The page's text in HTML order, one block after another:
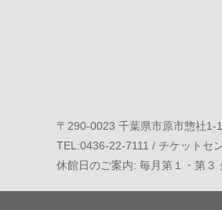
〒290-0023 千葉県市原市惣社1-
TEL:0436-22-7111 / チケットセ
休館日のご案内: 毎月第１・第３